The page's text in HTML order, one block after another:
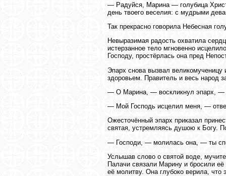
— Радуйся, Марина — голубица
день твоего веселия: с мудрыми
Так прекрасно говорила Небесная
Невыразимая радость охватила
истерзанное тело мгновенно
Господу, простёрлась она пред
Эпарх снова вызвал
здоровьем. Правитель и весь народ
— О Марина, — воскликнул эпарх, —
— Мой Господь исцелил меня, —
Ожесточённый эпарх приказал
святая, устремляясь душою к Богу.
— Господи, — молилась она, — ты
Услышав слово о святой воде,
Палачи связали Марину и бросили
её молитву. Она глубоко верила, что